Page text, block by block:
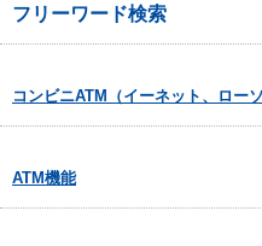
フリーワード検索
コンビニATM（イーネット、ロー
ATM機能